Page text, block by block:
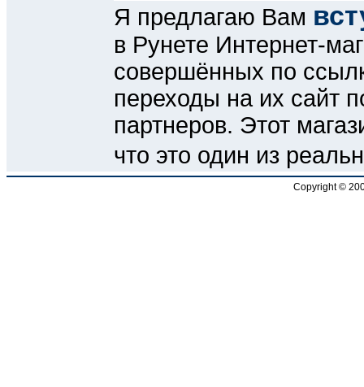
Я предлагаю Вам
в Рунете Интернет-
совершённых по
переходы на их сайт
партнеров. Этот
что это один из
Copyright ©